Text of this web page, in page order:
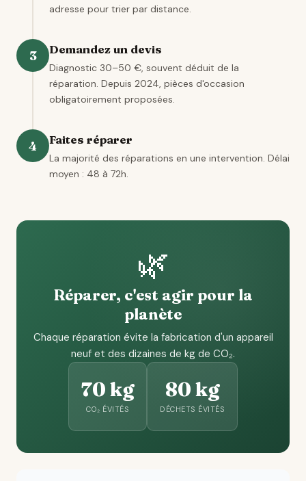
adresse pour trier par distance.
3 Demandez un devis
Diagnostic 30–50 €, souvent déduit de la
réparation. Depuis 2024, pièces d'occasion
obligatoirement proposées.
4 Faites réparer
La majorité des réparations en une intervention. Délai
moyen : 48 à 72h.
🌿
Réparer, c'est agir pour la
planète
Chaque réparation évite la fabrication d'un appareil
neuf et des dizaines de kg de CO₂.
70 kg
CO₂ ÉVITÉS
80 kg
DÉCHETS ÉVITÉS